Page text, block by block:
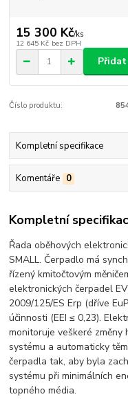
15 300 Kč/ks
12 645 Kč bez DPH
Číslo produktu:
Kompletní specifikace
Komentáře 0
Kompletní
Řada oběhových
SMALL. Čerpadlo má
řízený kmitočtovým
elektronických čerpadel
2009/125/ES Erp (dříve
účinnosti (EEI ≤ 0,23).
monitoruje veškeré
systému a automaticky
čerpadla tak, aby byla
systému při minimálních
topného média.